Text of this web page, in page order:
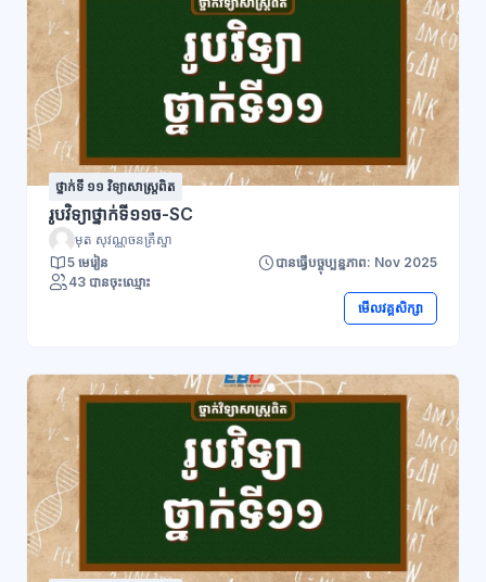
ថ្នាក់ទី ១១ វិទ្យាសាស្រ្តពិត
រូបវិទ្យាថ្នាក់ទី១១ច-SC
មុត សុវណ្ណចនគ្រឹស្នា
5 មេរៀន
បានធ្វើបច្ចុប្បន្នភាព: Nov 2025
43 បានចុះឈ្មោះ
មើលវគ្គសិក្សា